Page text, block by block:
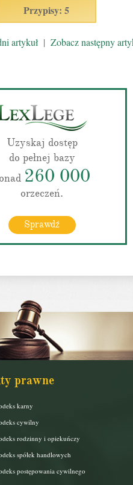
Przypisy: 5
artykuł| Zobacz następny
Uzyskaj dostęp
do pełnej bazy
260 000
orzeczeń.
Sprawdź
prawne
karny
cywilny
rodzinny i opiekuńczy
spółek handlowych
postępowania cywilnego